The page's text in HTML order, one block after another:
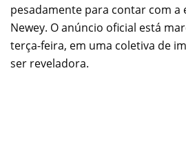
pesadamente para contar com a
Newey. O anúncio oficial está
terça-feira, em uma coletiva de
ser reveladora.